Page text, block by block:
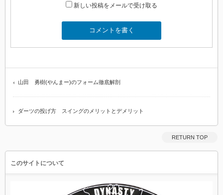
新しい投稿をメールで受け取る
山田 勇樹(やんまー)のフォーム徹底解剖
ダーツの投げ方 スイングのメリットとデメリット
RETURN TOP
このサイトについて